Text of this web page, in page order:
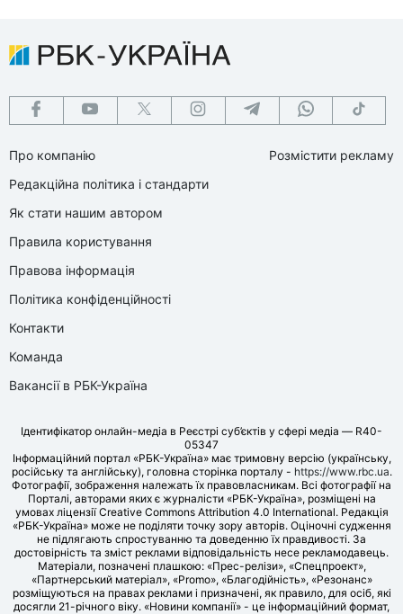
Про компанію
Редакційна політика і стандарти
Як стати нашим автором
Правила користування
Правова інформація
Політика конфіденційності
Контакти
Команда
Вакансії в РБК-Україна
Розмістити рекламу
Ідентифікатор онлайн-медіа в Реєстрі суб’єктів у сфері медіа — R40-
05347
Інформаційний портал «РБК-Україна» має тримовну версію (українську,
російську та англійську), головна сторінка порталу - https://www.rbc.ua.
Фотографії, зображення належать їх правовласникам. Всі фотографії на
Порталі, авторами яких є журналісти «РБК-Україна», розміщені на
умовах ліцензії Creative Commons Attribution 4.0 International. Редакція
«РБК-Україна» може не поділяти точку зору авторів. Оціночні судження
не підлягають спростуванню та доведенню їх правдивості. За
достовірність та зміст реклами відповідальність несе рекламодавець.
Матеріали, позначені плашкою: «Прес-релізи», «Спецпроект»,
«Партнерський матеріал», «Promo», «Благодійність», «Резонанс»
розміщуються на правах реклами і призначені, як правило, для осіб, які
досягли 21-річного віку. «Новини компанії» - це інформаційний формат,